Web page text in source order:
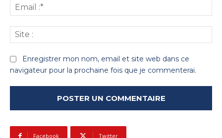
:*
:
Enregistrer mon nom, email et site web dans ce
navigateur pour la prochaine fois que je commenterai.
Facebook Twitter